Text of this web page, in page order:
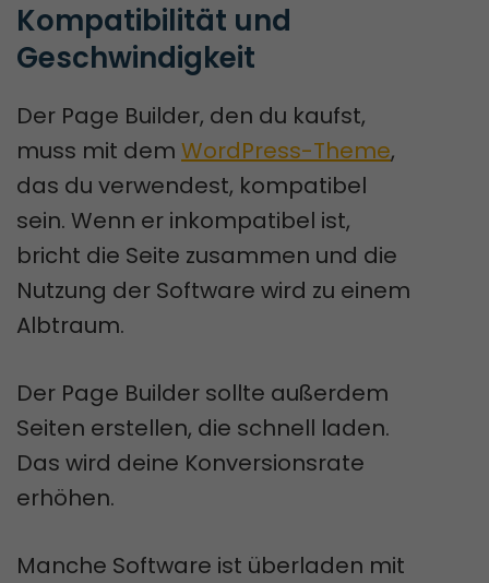
Kompatibilität und
Geschwindigkeit
Der Page Builder, den du kaufst,
muss mit dem WordPress-Theme,
das du verwendest, kompatibel
sein. Wenn er inkompatibel ist,
bricht die Seite zusammen und die
Nutzung der Software wird zu einem
Albtraum.
Der Page Builder sollte außerdem
Seiten erstellen, die schnell laden.
Das wird deine Konversionsrate
erhöhen.
Manche Software ist überladen mit